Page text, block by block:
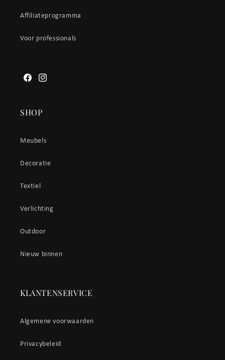
Affiliateprogramma
Voor professionals
FacebookInstagram
SHOP
Meubels
Decoratie
Textiel
Verlichting
Outdoor
Nieuw binnen
KLANTENSERVICE
Algemene voorwaarden
Privacybeleid